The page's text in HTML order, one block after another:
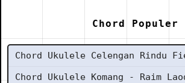
Chord Populer
Chord Ukulele Celengan Rindu
Chord Ukulele Komang - Raim